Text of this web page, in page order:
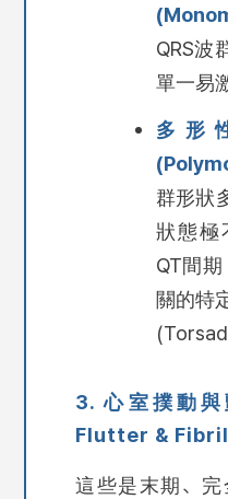
QRS波
單一易
多形
群形狀
狀態極
QT間
關的特
3. 心室撲動
Flutter &
這些是末期、